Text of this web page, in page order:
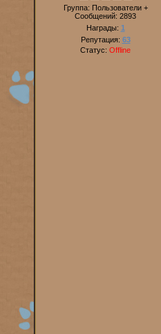
Группа: Пользователи +
Сообщений: 2893
Награды: 1
Репутация: 63
Статус: Offline